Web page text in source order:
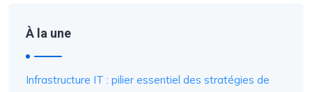
À la une
Infrastructure IT : pilier essentiel des stratégies de